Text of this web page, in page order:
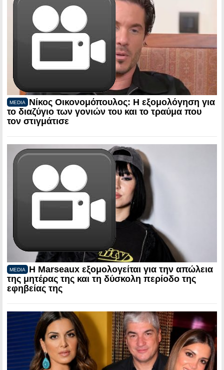
MEDIA
Νίκος Οικονομόπουλος: Η εξομολόγηση για
το διαζύγιο των γονιών του και το τραύμα που
τον στιγμάτισε
MEDIA
Η Marseaux εξομολογείται για την απώλεια
της μητέρας της και τη δύσκολη περίοδο της
εφηβείας της